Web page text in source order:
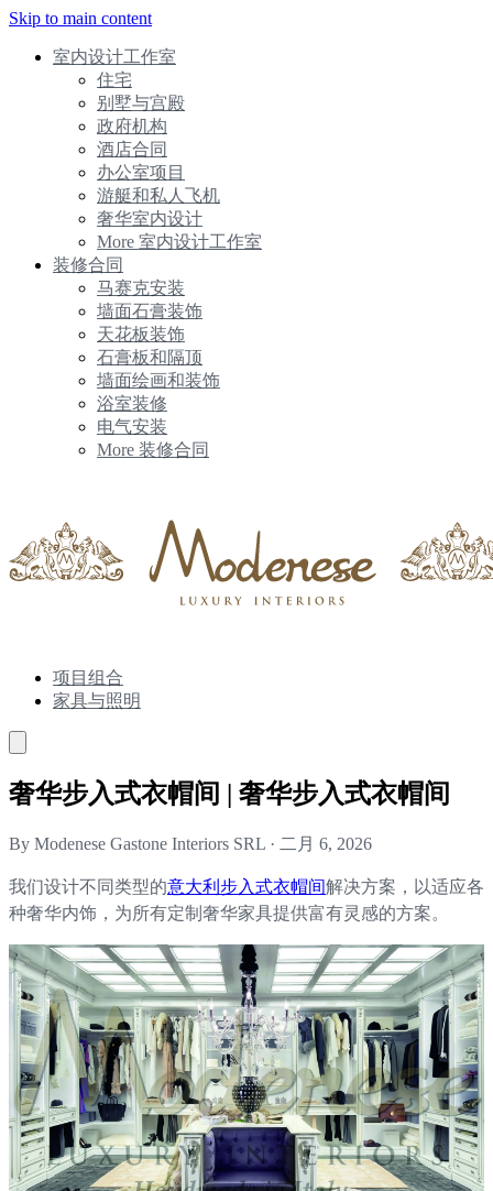
Skip to main content
室内设计工作室
住宅
别墅与宫殿
政府机构
酒店合同
办公室项目
游艇和私人飞机
奢华室内设计
More 室内设计工作室
装修合同
马赛克安装
墙面石膏装饰
天花板装饰
石膏板和隔顶
墙面绘画和装饰
浴室装修
电气安装
More 装修合同
项目组合
家具与照明
奢华步入式衣帽间 | 奢华步入式衣帽间
By Modenese Gastone Interiors SRL · 二月 6, 2026
我们设计不同类型的意大利步入式衣帽间解决方案，以适应各
种奢华内饰，为所有定制奢华家具提供富有灵感的方案。